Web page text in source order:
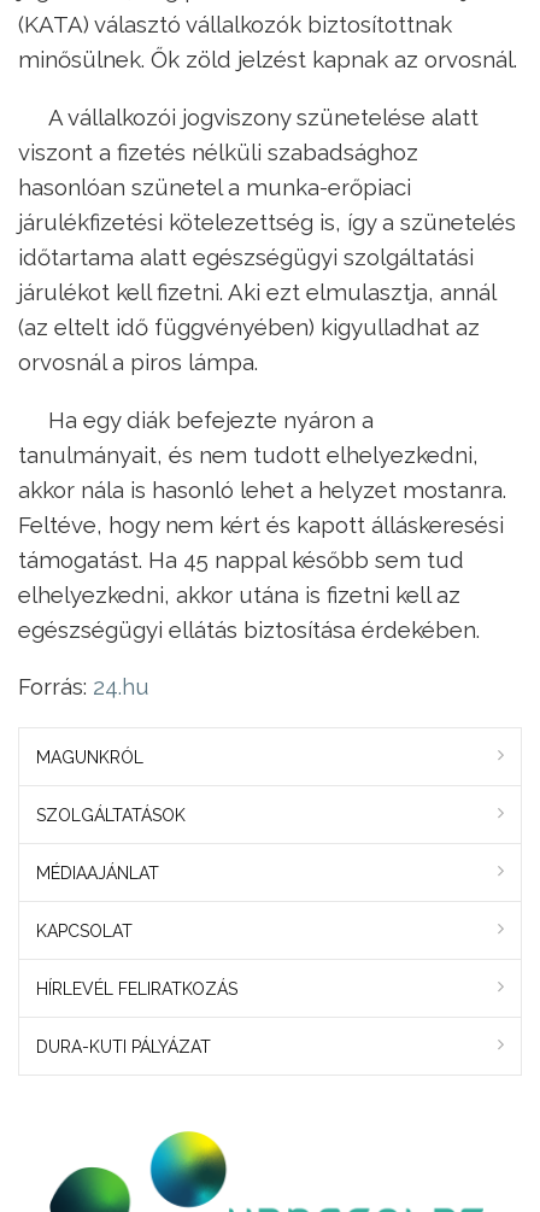
(KATA) választó vállalkozók biztosítottnak
minősülnek. Ők zöld jelzést kapnak az orvosnál.
A vállalkozói jogviszony szünetelése alatt
viszont a fizetés nélküli szabadsághoz
hasonlóan szünetel a munka-erőpiaci
járulékfizetési kötelezettség is, így a szünetelés
időtartama alatt egészségügyi szolgáltatási
járulékot kell fizetni. Aki ezt elmulasztja, annál
(az eltelt idő függvényében) kigyulladhat az
orvosnál a piros lámpa.
Ha egy diák befejezte nyáron a
tanulmányait, és nem tudott elhelyezkedni,
akkor nála is hasonló lehet a helyzet mostanra.
Feltéve, hogy nem kért és kapott álláskeresési
támogatást. Ha 45 nappal később sem tud
elhelyezkedni, akkor utána is fizetni kell az
egészségügyi ellátás biztosítása érdekében.
Forrás: 24.hu
MAGUNKRÓL
SZOLGÁLTATÁSOK
MÉDIAAJÁNLAT
KAPCSOLAT
HÍRLEVÉL FELIRATKOZÁS
DURA-KUTI PÁLYÁZAT